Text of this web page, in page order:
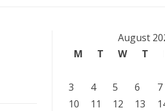
August
M
T W T
3
4 5 6 7
10
11 12 13